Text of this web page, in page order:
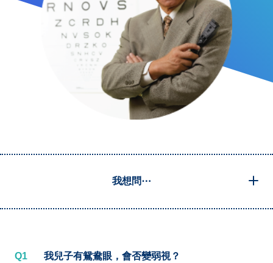
我想問⋯
Q1 我兒子有鴛鴦眼，會否變弱視？